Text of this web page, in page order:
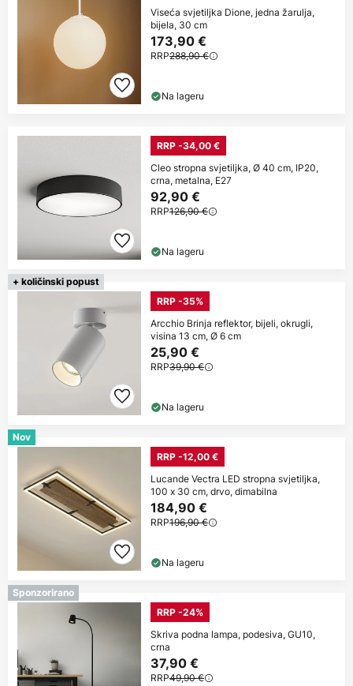
Viseća svjetiljka Dione, jedna žarulja,
bijela, 30 cm
173,90 €
RRP288,90 €
Na lageru
RRP -34,00 €
Cleo stropna svjetiljka, Ø 40 cm, IP20,
crna, metalna, E27
92,90 €
RRP126,90 €
Na lageru
+ količinski popust
RRP -35%
Arcchio Brinja reflektor, bijeli, okrugli,
visina 13 cm, Ø 6 cm
25,90 €
RRP39,90 €
Na lageru
Nov
RRP -12,00 €
Lucande Vectra LED stropna svjetiljka,
100 x 30 cm, drvo, dimabilna
184,90 €
RRP196,90 €
Na lageru
Sponzorirano
RRP -24%
Skriva podna lampa, podesiva, GU10,
crna
37,90 €
RRP49,90 €